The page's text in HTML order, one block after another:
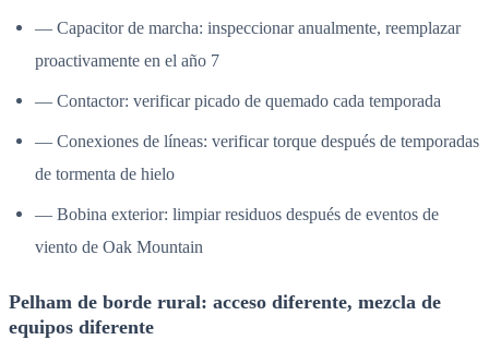
— Capacitor de marcha: inspeccionar anualmente, reemplazar
proactivamente en el año 7
— Contactor: verificar picado de quemado cada temporada
— Conexiones de líneas: verificar torque después de temporadas
de tormenta de hielo
— Bobina exterior: limpiar residuos después de eventos de
viento de Oak Mountain
Pelham de borde rural: acceso diferente, mezcla de
equipos diferente